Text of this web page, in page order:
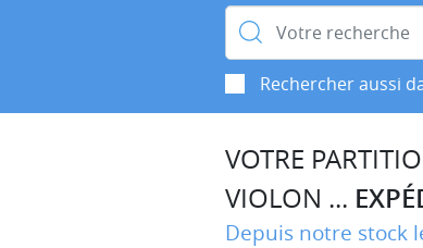
Rechercher :
Rechercher aussi
VOTRE
VIOLON ...
Depuis notre stock